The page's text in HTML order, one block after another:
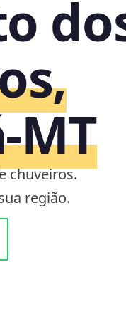
chuveiros.
região.